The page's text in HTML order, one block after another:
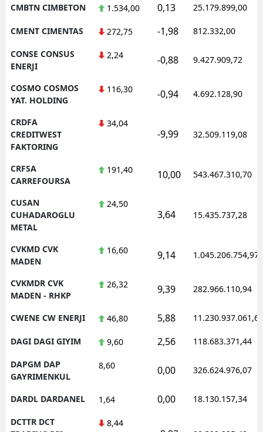
CMBTN CIMBETON 1.534,00 0,13 25.179.899,00
CMENT CIMENTAS 272,75 -1,98 812.332,00
CONSE CONSUS
ENERJI
2,24 -0,88 9.427.909,72
COSMO COSMOS
YAT. HOLDING
116,30 -0,94 4.692.128,90
CRDFA
CREDITWEST
FAKTORING
34,04
-9,99 32.509.119,08
CRFSA
CARREFOURSA
191,40 10,00 543.467.310,70
CUSAN
CUHADAROGLU
METAL
24,50
3,64 15.435.737,28
CVKMD CVK
MADEN
16,60 9,14 1.045.206.754,97
CVKMDR CVK
MADEN - RHKP
26,32 9,39 282.966.110,94
CWENE CW ENERJI 46,80 5,88 11.230.937.061,62
DAGI DAGI GIYIM 9,60 2,56 118.683.371,44
DAPGM DAP
GAYRIMENKUL
8,60 0,00 326.624.976,07
DARDL DARDANEL 1,64 0,00 18.130.157,34
DCTTR DCT
8,44